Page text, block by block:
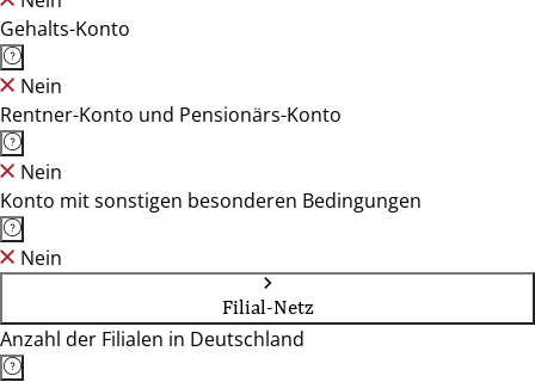
Gehalts-Konto
Nein
Rentner-Konto und Pensionärs-Konto
Nein
Konto mit sonstigen besonderen Bedingungen
Nein
Filial-Netz
Anzahl der Filialen in Deutschland